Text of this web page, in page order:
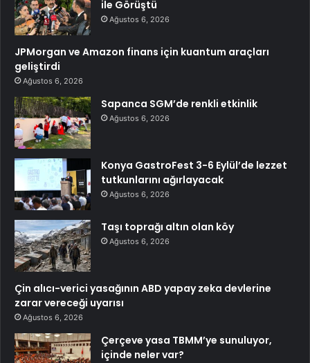
ile Görüştü
Ağustos 6, 2026
JPMorgan ve Amazon finans için kuantum araçları
geliştirdi
Ağustos 6, 2026
Sapanca SGM’de renkli etkinlik
Ağustos 6, 2026
Konya GastroFest 3-6 Eylül’de lezzet
tutkunlarını ağırlayacak
Ağustos 6, 2026
Taşı toprağı altın olan köy
Ağustos 6, 2026
Çin alıcı-verici yasağının ABD yapay zeka devlerine
zarar vereceği uyarısı
Ağustos 6, 2026
Çerçeve yasa TBMM’ye sunuluyor,
içinde neler var?